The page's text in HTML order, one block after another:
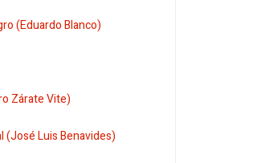
(Eduardo Blanco)
Zárate Vite)
(José Luis Benavides)